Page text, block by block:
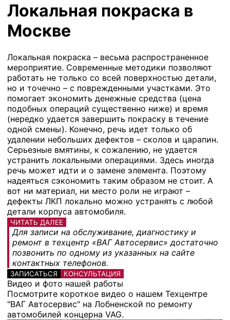
Локальная покраска в
Москве
Локальная покраска – весьма распространенное
мероприятие. Современные методики позволяют
работать не только со всей поверхностью детали,
но и точечно – с поврежденными участками. Это
помогает экономить денежные средства (цена
подобных операций существенно ниже) и время
(нередко удается завершить покраску в течение
одной смены). Конечно, речь идет только об
удалении небольших дефектов – сколов и царапин.
Серьезные вмятины, к сожалению, не удается
устранить локальными операциями. Здесь иногда
речь может идти и о замене элемента. Поэтому
надеяться сэкономить таким образом не стоит. А
вот ни материал, ни место роли не играют –
дефекты ЛКП локально можно устранять с любой
детали корпуса автомобиля.
ЧИТАТЬ ДАЛЕЕ
Для записи на обслуживание, диагностику и
ремонт в техцентр «ВАГ Автосервис» достаточно
позвонить по одному из указанных на сайте
контактных телефонов.
ЗАПИСАТЬСЯ КОНСУЛЬТАЦИЯ
Видео и фото нашей работы
Посмотрите короткое видео о нашем Техцентре
"ВАГ Автосервис" на Лобненской по ремонту
автомобилей концерна VAG.